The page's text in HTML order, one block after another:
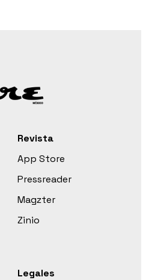
Revista
App Store
Pressreader
Magzter
Zinio
Legales